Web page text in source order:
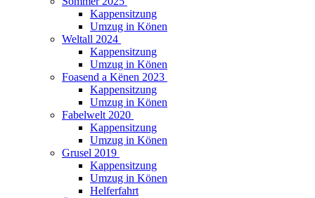
Kappensitzung
Umzug in Könen
Weltall 2024
Kappensitzung
Umzug in Könen
Foasend a Kënen 2023
Kappensitzung
Umzug in Könen
Fabelwelt 2020
Kappensitzung
Umzug in Könen
Grusel 2019
Kappensitzung
Umzug in Könen
Helferfahrt